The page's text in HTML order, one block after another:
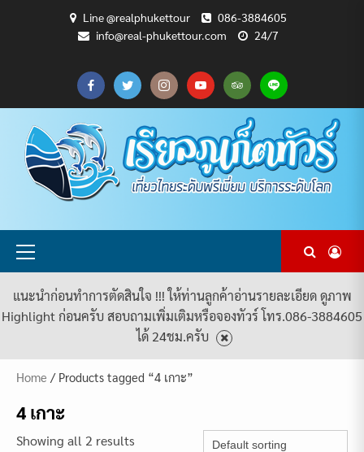
Line @realphukettour
086-3884605
info@real-phukettour.com
24/7
CART
CHECKOUT
MY
ACCOUNT
SAMPLE
PAGE
ทัวร์
ทั้งหมด
บทความ
ท่อง
เที่ยว
ยินดี
ต้อนรับ
สู่
PHUKET
TOUR
เกี่ยว
กับ
เรา
แพ็คเกจ
ทัวร์
ทั้งหมด
Primary
แนะนำก่อนทำการตัดสินใจ !!! ให้ท่านลูกค้าอ่านรายละเอียด ดูภาพ
Highlight ก่อนครับ สอบถามเพิ่มเติมหรือจองทัวร์ โทร.086-3884605
ได้ 24ชม.ครับ
Home / Products tagged “4 เกาะ”
4 เกาะ
Showing all 2 results